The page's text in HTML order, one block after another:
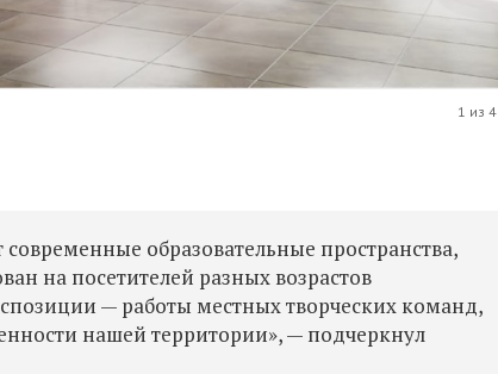
1 из 4
образовательные пространства,
на посетителей разных возрастов
— работы местных творческих команд,
нашей территории», — подчеркнул